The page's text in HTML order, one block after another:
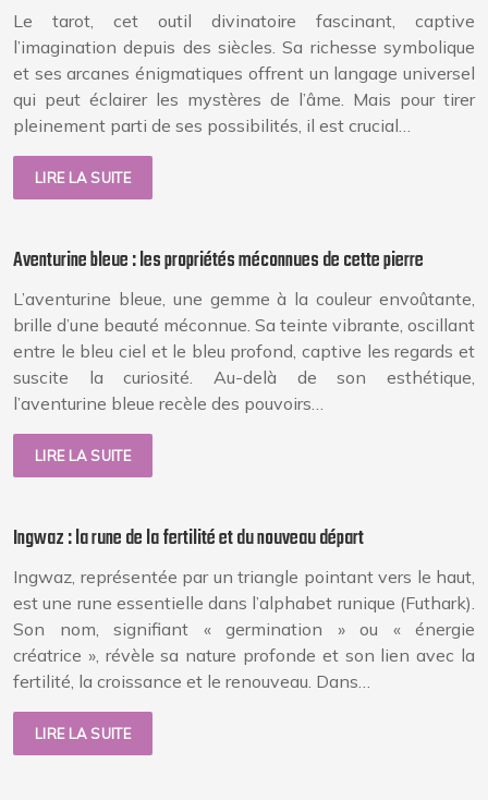
Le tarot, cet outil divinatoire fascinant, captive
l’imagination depuis des siècles. Sa richesse symbolique
et ses arcanes énigmatiques offrent un langage universel
qui peut éclairer les mystères de l’âme. Mais pour tirer
pleinement parti de ses possibilités, il est crucial…
LIRE LA SUITE
Aventurine bleue : les propriétés méconnues de cette pierre
L’aventurine bleue, une gemme à la couleur envoûtante,
brille d’une beauté méconnue. Sa teinte vibrante, oscillant
entre le bleu ciel et le bleu profond, captive les regards et
suscite la curiosité. Au-delà de son esthétique,
l’aventurine bleue recèle des pouvoirs…
LIRE LA SUITE
Ingwaz : la rune de la fertilité et du nouveau départ
Ingwaz, représentée par un triangle pointant vers le haut,
est une rune essentielle dans l’alphabet runique (Futhark).
Son nom, signifiant « germination » ou « énergie
créatrice », révèle sa nature profonde et son lien avec la
fertilité, la croissance et le renouveau. Dans…
LIRE LA SUITE